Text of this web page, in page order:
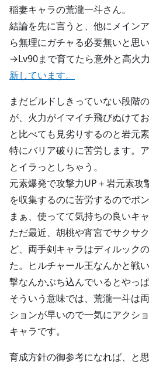
稲妻キャラの荒瀧一斗さん。
結論を先に言うと、他にメイン
ら無理にガチャる必要無いと思い
→Lv90まで育てたら意外と高火力
新しています。
まだビルドしきっていない段階
が、火力がイマイチ飛びぬけて
と比べても見劣りするのと岩元
特にバリア破りに苦労します。
とイラっとしちゃう。
元素爆発で攻撃力UP＋岩元素攻
を収集するのに苦労するのでポ
まぁ、使ってて気持ちの良いキ
ただ最近、胡桃や宵宮でサクサ
ど、両手剣キャラはディルック
た。ヒルチャール王なんかと戦
撃なんかぶち込んでいるとやっぱ
そういう意味では、荒瀧一斗は
ションが早いので一気にアクシ
キャラです。
育成方針の御参考になれば、と思